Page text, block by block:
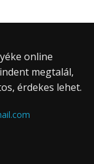
online
megtalál,
érdekes lehet.